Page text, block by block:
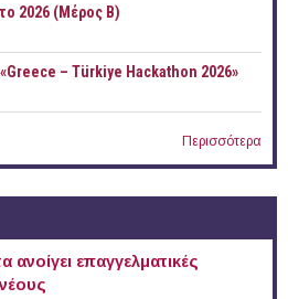
2026 (Μέρος Β)
– Türkiye Hackathon 2026»
Περισσότερα
ανοίγει επαγγελματικές